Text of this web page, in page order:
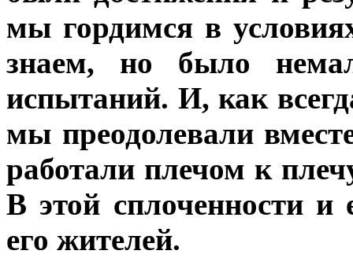
мы гордимся в
знаем, но было
испытаний. И, как
мы преодолевали
работали плечом к
В этой сплоченности и
его жителей.